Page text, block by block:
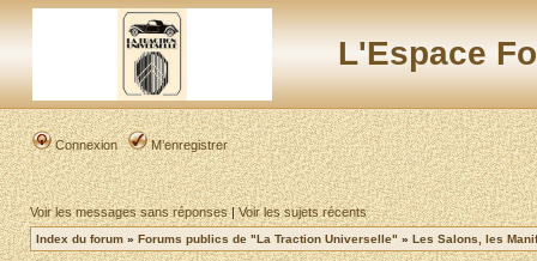
L'Espace
Connexion M’enregistrer
Voir les messages sans réponses|Voir les sujets récents
Index du forum » Forums publics de "La Traction Universelle" » Les Salons, les